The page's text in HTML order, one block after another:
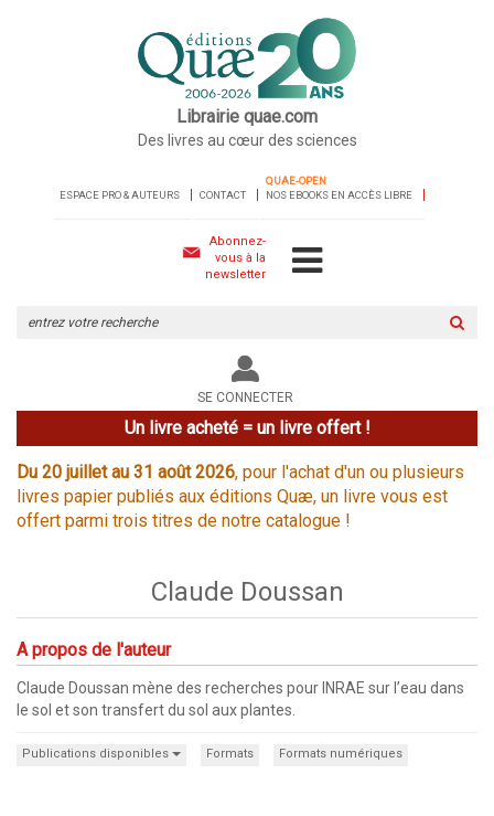
Librairie quae.com
Des livres au cœur des sciences
ESPACE PRO & AUTEURS CONTACT
QUAE-OPEN
NOS EBOOKS EN ACCÈS LIBRE
Abonnez-
vous à la
newsletter
le
site
SE CONNECTER
Un livre acheté = un livre offert !
Du 20 juillet au 31 août 2026, pour l'achat d'un ou plusieurs
livres papier publiés aux éditions Quæ, un livre vous est
offert parmi trois titres de notre catalogue !
Claude Doussan
A propos de l'auteur
Claude Doussan mène des recherches pour INRAE sur l’eau dans
le sol et son transfert du sol aux plantes.
Publications disponibles Formats Formats numériques